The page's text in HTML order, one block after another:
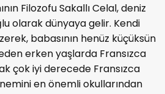
Filozofu Sakallı Celal, deniz
olarak dünyaya gelir. Kendi
babasının henüz küçüksün
erken yaşlarda Fransızca
çok iyi derecede Fransızca
en önemli okullarından